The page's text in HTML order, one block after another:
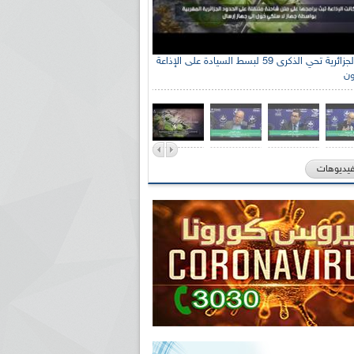
الإذاعة الجزائرية تحي الذكرى 59 لبسط السيادة على الإذاعة